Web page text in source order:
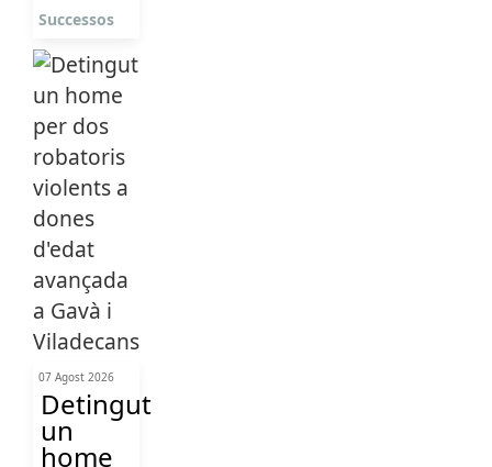
Successos
07 Agost 2026
Detingut
un
home